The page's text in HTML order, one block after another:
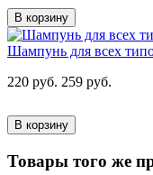
В корзину
Шампунь для всех
220 руб. 259 руб.
В корзину
Товары того же